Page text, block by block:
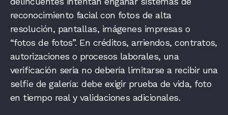
reconocimiento facial con fotos de alta
resolución, pantallas, imágenes impresas o
“fotos de fotos”. En créditos, arriendos, contratos,
autorizaciones o procesos laborales, una
verificación seria no debería limitarse a recibir una
selfie de galería: debe exigir prueba de vida, foto
en tiempo real y validaciones adicionales.